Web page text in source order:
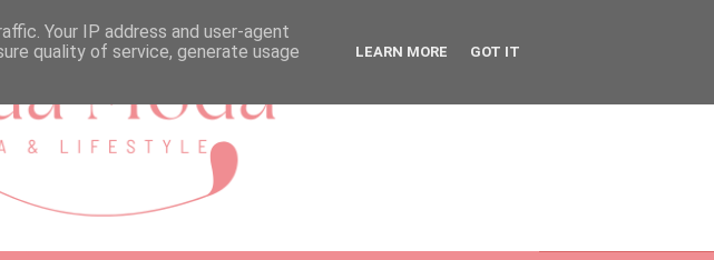
Your IP address and user-agent
quality of service, generate usage
LEARN MORE GOT IT